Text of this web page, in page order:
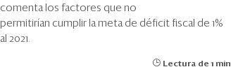
comenta los factores que no
permitirían cumplir la meta de déficit fiscal de 1%
al 2021.
Lectura de 1 min